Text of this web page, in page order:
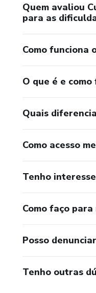
Quem avaliou
para as
Como funciona
O que é e
Quais
Como acesso
Tenho
Como faço
Posso
Tenho outras